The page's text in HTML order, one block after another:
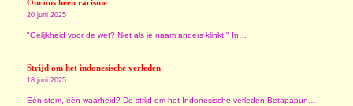
Om ons heen racisme
20 juni 2025
"Gelijkheid voor de wet? Niet als je naam anders klinkt." In…
Strijd om het indonesische verleden
18 juni 2025
Eén stem, één waarheid? De strijd om het Indonesische verleden Betapapun…